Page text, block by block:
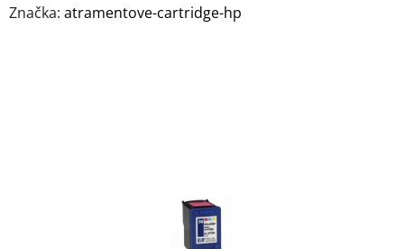
hodnotenie
Značka: atramentove-cartridge-hp